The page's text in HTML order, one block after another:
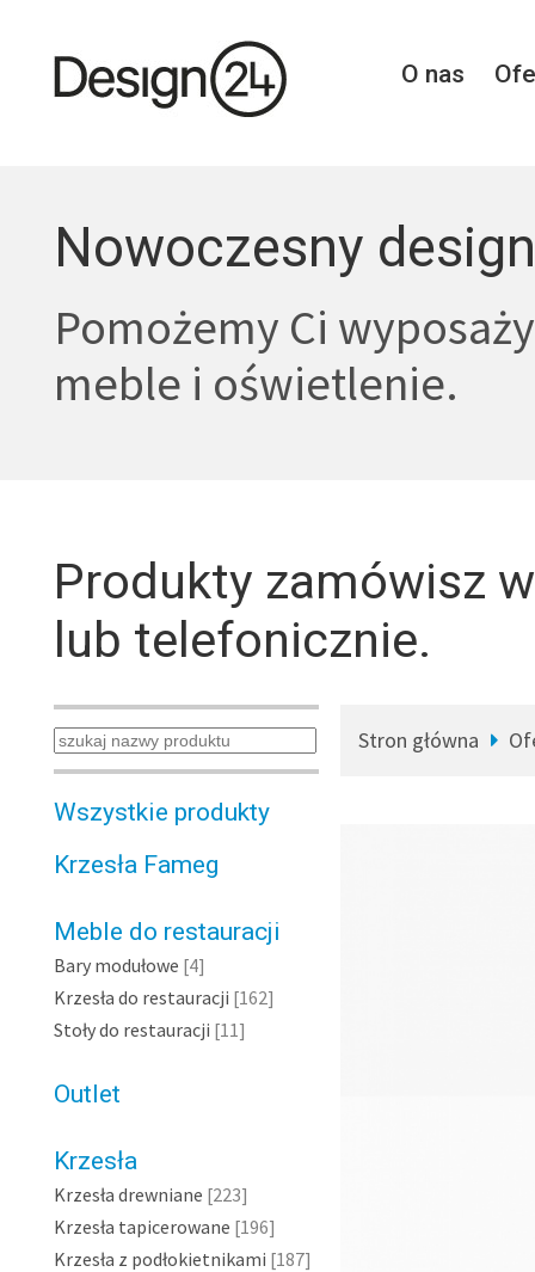
O nas
Nowoczesny
Pomożemy Ci
meble i oświetlenie.
Produkty zamówisz
lub telefonicznie.
Wszystkie produkty
Krzesła Fameg
Meble do restauracji
Bary modułowe [4]
Krzesła do restauracji [162]
Stoły do restauracji [11]
Outlet
Krzesła
Krzesła drewniane [223]
Krzesła tapicerowane [196]
Krzesła z podłokietnikami [187]
Stron główna